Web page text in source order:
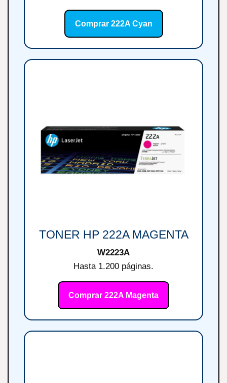
Comprar 222A Cyan
TONER HP 222A MAGENTA
W2223A
Hasta 1.200 páginas.
Comprar 222A Magenta